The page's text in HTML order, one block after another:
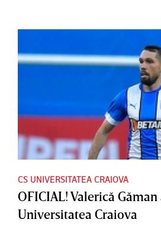
CS UNIVERSITATEA CRAIOVA
OFICIAL! Valerică
Universitatea Craiova